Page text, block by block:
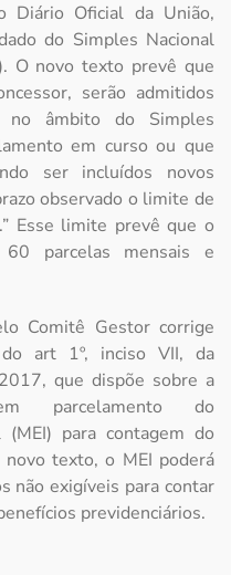
Diário Oficial da União,
do Simples Nacional
O novo texto prevê que
serão admitidos
no âmbito do Simples
em curso ou que
ser incluídos novos
observado o limite de
Esse limite prevê que o
parcelas mensais e
Comitê Gestor corrige
art 1º, inciso VII, da
que dispõe sobre a
parcelamento do
(MEI) para contagem do
texto, o MEI poderá
não exigíveis para contar
previdenciários.